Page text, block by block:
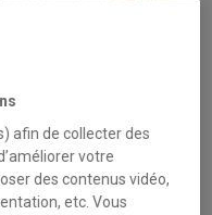
afin de collecter des
votre
des contenus vidéo,
etc. Vous